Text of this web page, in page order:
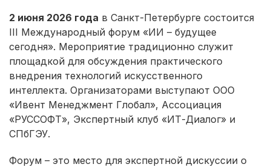
2 июня 2026 года в Санкт-Петербурге состоится
III Международный форум «ИИ – будущее
сегодня». Мероприятие традиционно служит
площадкой для обсуждения практического
внедрения технологий искусственного
интеллекта. Организаторами выступают ООО
«Ивент Менеджмент Глобал», Ассоциация
«РУССОФТ», Экспертный клуб «ИТ-Диалог» и
СПбГЭУ.
Форум – это место для экспертной дискуссии о